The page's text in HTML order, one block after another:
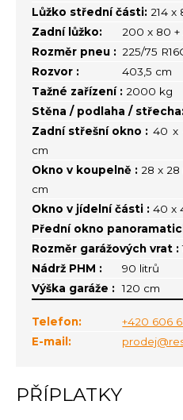
Lůžko střední části: 214 x
Zadní lůžko:
200 x 80 +
Rozměr pneu : 225/75
Rozvor :
403,5 cm
Tažné zařízení : 2000 kg
Stěna / podlaha /
Zadní střešní okno : 40 x
cm
Okno v koupelně : 28 x
cm
Okno v jídelní části : 40 x
Přední okno
Rozměr garážových vrat :
Nádrž PHM :
90 litrů
Výška garáže : 120 cm
Telefon:
+420 606
E-mail:
PŘÍPLATKY